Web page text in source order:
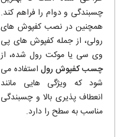
چسبندگی و دوام را فراهم کند.
همچنین در نصب کفپوش‌ های
رولی، از جمله کفپوش‌ های پی‌
وی‌ سی یا موکت رول ‌شده، از
چسب کفپوش رول استفاده می
‌شود که ویژگی ‌هایی مانند
انعطاف ‌پذیری بالا و چسبندگی
مناسب به سطح را دارد.